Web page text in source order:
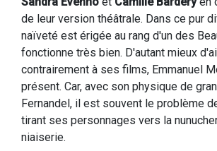
de leur version théâtrale. Dans ce pur
naïveté est érigée au rang d'un des
fonctionne très bien. D'autant mieux
contrairement à ses films, Emmanuel
présent. Car, avec son physique de
Fernandel, il est souvent le problème
tirant ses personnages vers la
niaiserie.